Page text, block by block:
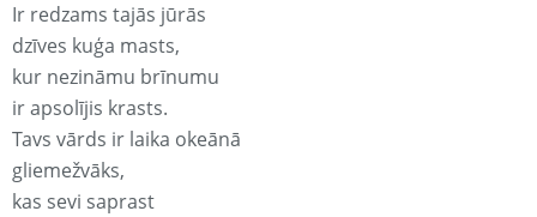
Ir redzams tajās jūrās
dzīves kuģa masts,
kur nezināmu brīnumu
ir apsolījis krasts.
Tavs vārds ir laika okeānā
gliemežvāks,
kas sevi saprast